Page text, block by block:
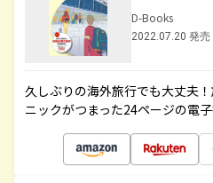
D-Books
2022.07.20 発売
久しぶりの海外旅行でも大丈夫
ニックがつまった24ページの電